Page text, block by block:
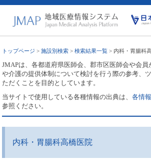
トップページ >施設別検索 >検索結果一覧 > 内科・胃腸科
JMAPは、各都道府県医師会、郡市区医師会や会
や介護の提供体制について検討を行う際の参考、
ただくことを目的としています。
当サイトで使用している各種情報の出典は、各情
参照ください。
内科・胃腸科高橋医院